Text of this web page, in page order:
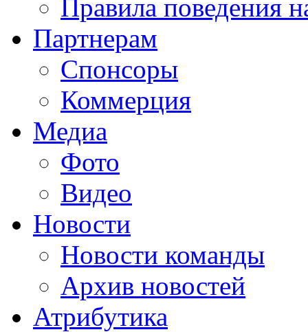
Правила поведения
Партнерам
Спонсоры
Коммерция
Медиа
Фото
Видео
Новости
Новости команды
Архив новостей
Атрибутика